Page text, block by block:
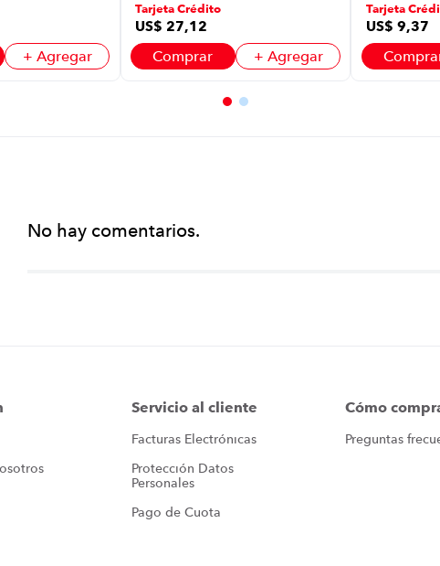
+ Agregar
Tarjeta Crédito
US$ 27,12
Comprar + Agregar
Tarjeta
US$ 9,37
No hay comentarios.
Servicio al cliente
Facturas Electrónicas
Protección Datos
Personales
Pago de Cuota
Cómo
Preguntas